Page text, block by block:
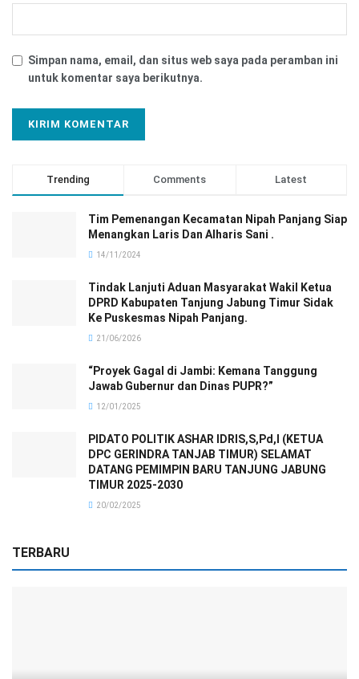
Simpan nama, email, dan situs web saya pada peramban ini
untuk komentar saya berikutnya.
Trending Comments Latest
Tim Pemenangan Kecamatan Nipah Panjang Siap
Menangkan Laris Dan Alharis Sani .
14/11/2024
Tindak Lanjuti Aduan Masyarakat Wakil Ketua
DPRD Kabupaten Tanjung Jabung Timur Sidak
Ke Puskesmas Nipah Panjang.
21/06/2026
“Proyek Gagal di Jambi: Kemana Tanggung
Jawab Gubernur dan Dinas PUPR?”
12/01/2025
PIDATO POLITIK ASHAR IDRIS,S,Pd,I (KETUA
DPC GERINDRA TANJAB TIMUR) SELAMAT
DATANG PEMIMPIN BARU TANJUNG JABUNG
TIMUR 2025-2030
20/02/2025
TERBARU